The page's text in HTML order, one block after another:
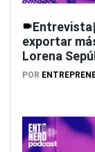
exportar
Lorena
POR